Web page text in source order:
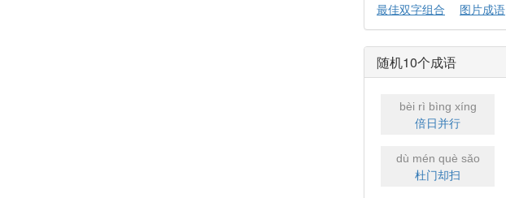
最佳双字组合 图片成语
随机10个成语
bèi rì bìng xíng
倍日并行
dù mén què sǎo
杜门却扫